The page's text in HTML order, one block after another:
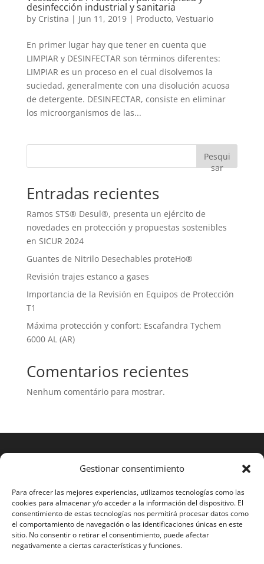
Gestionar consentimiento
Para ofrecer las mejores experiencias, utilizamos tecnologías como las
cookies para almacenar y/o acceder a la información del dispositivo. El
consentimiento de estas tecnologías nos permitirá procesar datos como
el comportamiento de navegación o las identificaciones únicas en este
sitio. No consentir o retirar el consentimiento, puede afectar
negativamente a ciertas características y funciones.
desinfección industrial y sanitaria
by Cristina | Jun 11, 2019| Producto, Vestuario
En primer lugar hay que tener en cuenta que
LIMPIAR y DESINFECTAR son términos diferentes:
LIMPIAR es un proceso en el cual disolvemos la
suciedad, generalmente con una disolución acuosa
de detergente. DESINFECTAR, consiste en eliminar
los microorganismos de las...
Pesqui
sar
Entradas recientes
Ramos STS® Desul®, presenta un ejército de
novedades en protección y propuestas sostenibles
en SICUR 2024
Guantes de Nitrilo Desechables proteHo®
Revisión trajes estanco a gases
Importancia de la Revisión en Equipos de Protección
T1
Máxima protección y confort: Escafandra Tychem
6000 AL (AR)
Comentarios recientes
Nenhum comentário para mostrar.